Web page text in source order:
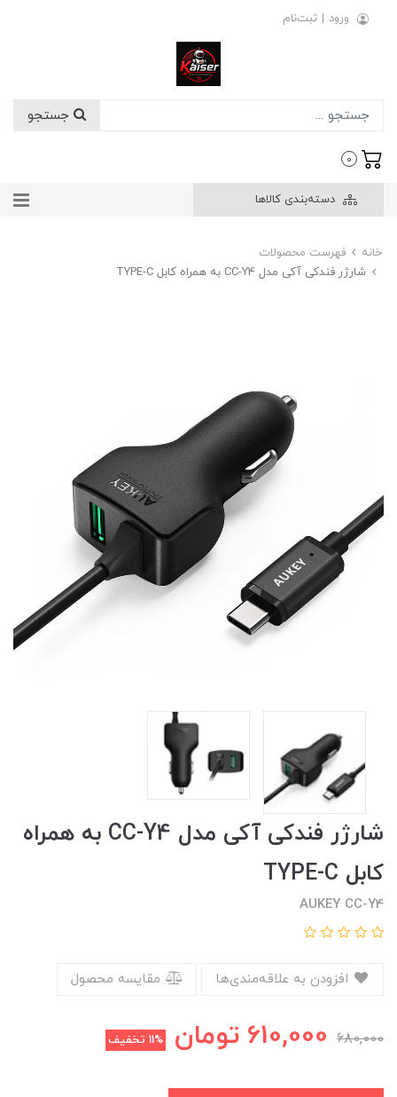
ورود | ثبت‌نام
0
دسته‌بندی کالاها
خانه
فهرست محصولات
شارژر فندکی آکی مدل CC-Y4 به همراه کابل TYPE-C
شارژر فندکی آکی مدل CC-Y4 به همراه
کابل TYPE-C
AUKEY CC-Y4
مقایسه محصول
680,000
610,000 تومان 11% تخفیف